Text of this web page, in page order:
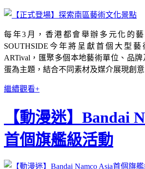
每年3月，香港都會舉辦多元化的
SOUTHSIDE今年將呈獻首個大型藝
ARTival，匯聚多個本地藝術單位、品
蛋為主題，結合不同素材及媒介展現創意
繼續觀看+
【動漫迷】Bandai
首個旗艦級活動